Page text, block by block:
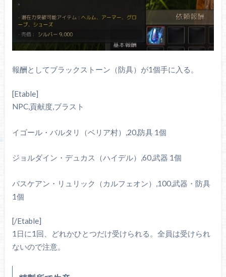
報酬としてブラックストーン（防具）が1個手に入る。
[Etable]
NPC,貢献度,ブラスト
イゴール・バルタリ（ベリア村）,20,防具 1個
ジョルダイン・デュカス（ハイデル）,60,武器 1個
バスケアン・リュリック（カルフェオン）,100,武器・防具
1個
[/Etable]
1日に1回、どれかひとつだけ受けられる。全員は受けられ
ないので注意。